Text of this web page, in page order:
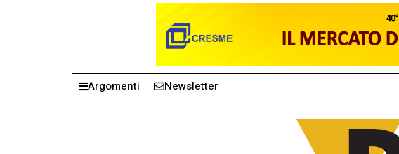
Argomenti Newsletter